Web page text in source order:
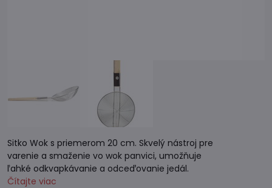
Sitko Wok s priemerom 20 cm. Skvelý nástroj pre
varenie a smaženie vo wok panvici, umožňuje
ľahké odkvapkávanie a odceďovanie jedál.
Čítajte viac